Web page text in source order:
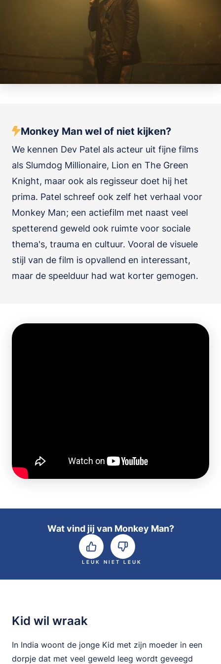
Monkey Man wel of niet kijken?
We kennen Dev Patel als acteur uit fijne films
als Slumdog Millionaire, Lion en The Green
Knight, maar ook als regisseur doet hij het
prima. Patel schreef ook zelf het verhaal voor
Monkey Man; een actiefilm met naast veel
spetterend geweld ook ruimte voor sociale
thema's, trauma en cultuur. Vooral de visuele
stijl van de film is opvallend en interessant,
maar de speelduur had wat korter gemogen.
Wat vind jij van Monkey Man?
LEUK NIET LEUK
Kid wil wraak
In India woont de jonge Kid met zijn moeder in een
dorpje dat met veel geweld leeg wordt geveegd